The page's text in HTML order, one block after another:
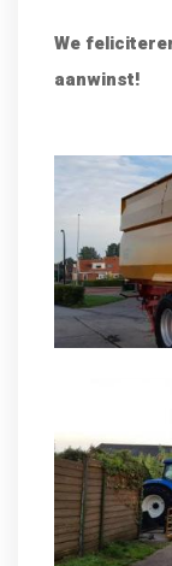
We
aanwinst!